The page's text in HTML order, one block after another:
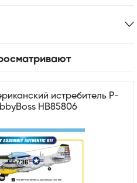
истребитель P-
HB85806